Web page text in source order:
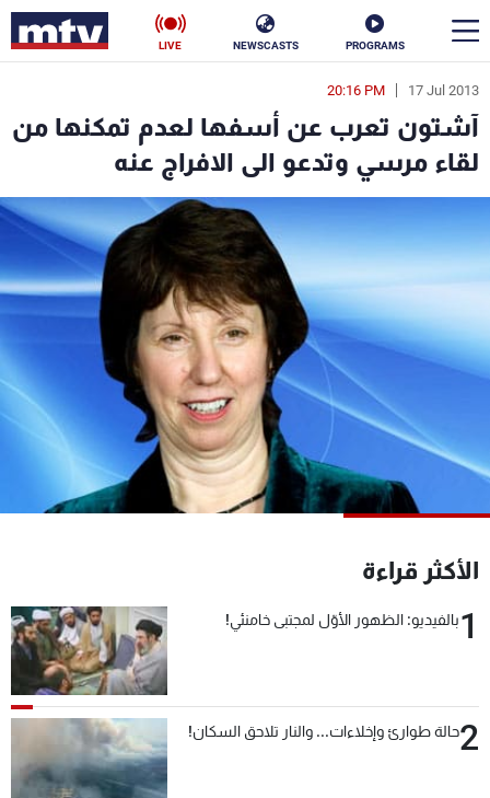
PROGRAMS
NEWSCASTS
LIVE
17 Jul 2013
20:16 PM
آشتون تعرب عن أسفها لعدم تمكنها من
لقاء مرسي وتدعو الى الافراج عنه
الأكثر قراءة
1بالفيديو: الظهور الأوّل لمجتبى خامنئي!
2حالة طوارئ وإخلاءات... والنار تلاحق السكان!
en
الأخبار
سياسة ناس
إقتصاد فن
منوعات رياضة
كأس العالم
البرامج
جدول البرامج
شاهد البرامج
عن MTV
الإنـتـاج
وظائف
شروط الإسـتخدام
سياسة الخصوصية